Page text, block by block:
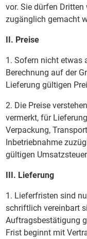
vor. Sie dürfen
zugänglich gemacht
II. Preise
1. Sofern nicht etwas
Berechnung auf der
Lieferung gültigen
2. Die Preise
vermerkt, für
Verpackung,
Inbetriebnahme
gültigen
III. Lieferung
1. Lieferfristen sind
schriftlich vereinbart
Auftragsbestätigung
Frist beginnt mit